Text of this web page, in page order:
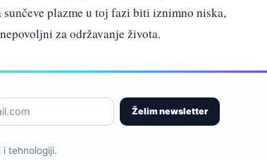
sunčeve plazme u toj fazi biti iznimno niska,
za održavanje života.
Želim newsletter
tehnologiji.